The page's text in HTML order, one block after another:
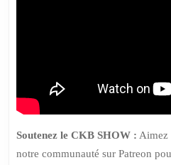
Soutenez le CKB SHOW : Aimez
notre communauté sur Patreon